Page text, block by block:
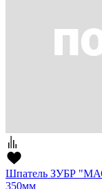
Шпатель ЗУБР
350мм